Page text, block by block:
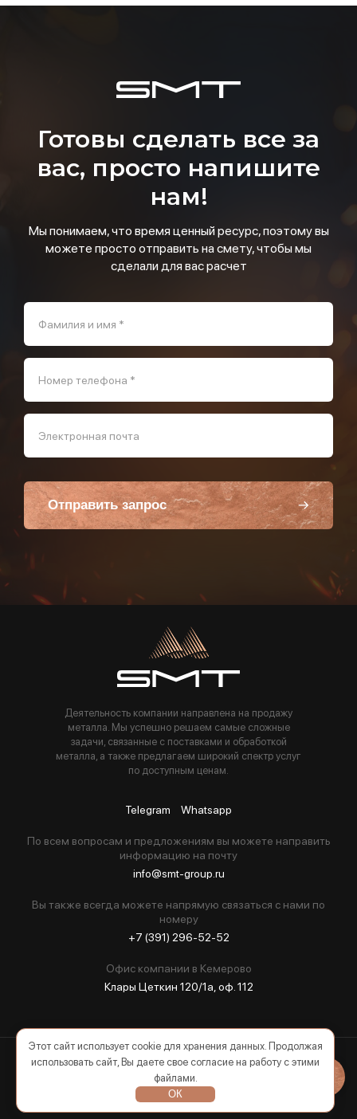
Готовы сделать все за
вас, просто напишите
нам!
Мы понимаем, что время ценный ресурс, поэтому вы
можете просто отправить на смету, чтобы мы
сделали для вас расчет
Фамилия и имя *
Номер телефона *
Электронная почта
Отправить запрос
Пользуясь данной формой вы соглашаетесь с политикой компании
Деятельность компании направлена на продажу
металла. Мы успешно решаем самые сложные
задачи, связанные с поставками и обработкой
металла, а также предлагаем широкий спектр услуг
по доступным ценам.
Telegram Whatsapp
По всем вопросам и предложениям вы можете направить
информацию на почту
info@smt-group.ru
Вы также всегда можете напрямую связаться с нами по
номеру
+7 (391) 296-52-52
Офис компании в Кемерово
Клары Цеткин 120/1а, оф. 112
2026 © Все права защищены
Этот сайт использует cookie для хранения данных. Продолжая
использовать сайт, Вы даете свое согласие на работу с этими
файлами.
ОК